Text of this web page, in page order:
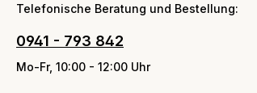
Telefonische Beratung und Bestellung:
0941 - 793 842
Mo-Fr, 10:00 - 12:00 Uhr